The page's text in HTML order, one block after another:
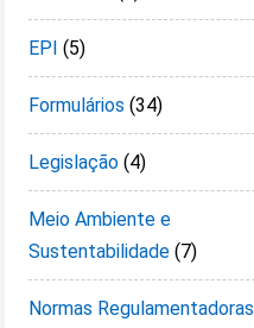
EPI (5)
Formulários (34)
Legislação (4)
Meio Ambiente e
Sustentabilidade (7)
Normas Regulamentadoras